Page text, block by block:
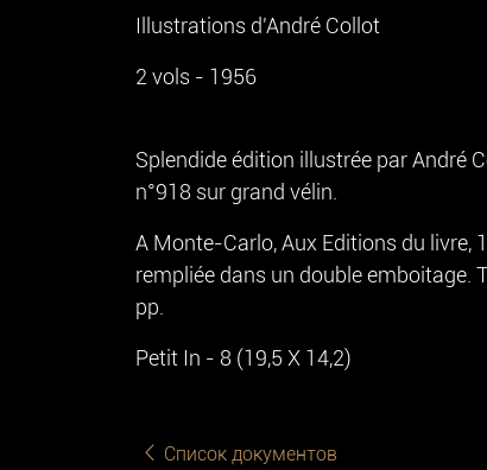
Illustrations d'André Collot
2 vols - 1956
Splendide édition illustrée par André
n°918 sur grand vélin.
A Monte-Carlo, Aux Editions du livre,
rempliée dans un double emboitage.
pp.
Petit In - 8 (19,5 X 14,2)
Список документов